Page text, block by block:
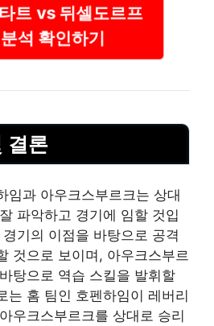
트 vs 뒤셀도르프
석 확인하기
결론
임과 아우크스부르크는 상대
파악하고 경기에 임할 것입
기의 이점을 바탕으로 공격
것으로 보이며, 아우크스부르
탕으로 역습 스킬을 발휘할
는 홈 팀인 호펜하임이 레버리
우크스부르크를 상대로 승리